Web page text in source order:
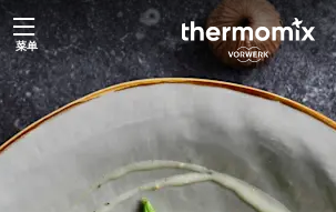
跳
至
内
容
菜单